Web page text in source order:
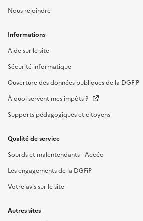
Nous rejoindre
Informations
Aide sur le site
Sécurité informatique
Ouverture des données publiques de la DGFiP
À quoi servent mes impôts ?
Supports pédagogiques et citoyens
Qualité de service
Sourds et malentendants - Accéo
Les engagements de la DGFiP
Votre avis sur le site
Autres sites